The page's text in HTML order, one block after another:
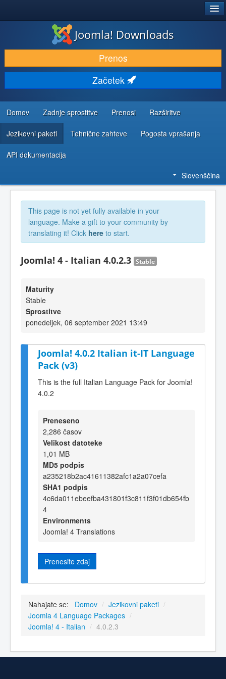
PRENESI IN RAZŠIRI
ODKRIJTE & IZVEJTE
SKUPNOST IN PODPORA
VIRI ZA RAZVIJALCE
Joomla! Downloads
Prenos
Začetek
Domov Zadnje sprostitve Prenosi Razširitve
Jezikovni paketi Tehnične zahteve Pogosta vprašanja
API dokumentacija
Slovenščina
This page is not yet fully available in your
language. Make a gift to your community by
translating it! Click here to start.
Joomla! 4 - Italian 4.0.2.3 Stable
Maturity
Stable
Sprostitve
ponedeljek, 06 september 2021 13:49
Joomla! 4.0.2 Italian it-IT Language
Pack (v3)
This is the full Italian Language Pack for Joomla!
4.0.2
Preneseno
2,286 časov
Velikost datoteke
1,01 MB
MD5 podpis
a235218b2ac41611382afc1a2a07cefa
SHA1 podpis
4c6da011ebeefba431801f3c811f3f01db654fb
4
Environments
Joomla! 4 Translations
Prenesite zdaj
Nahajate se: Domov / Jezikovni paketi /
Joomla 4 Language Packages /
Joomla! 4 - Italian / 4.0.2.3